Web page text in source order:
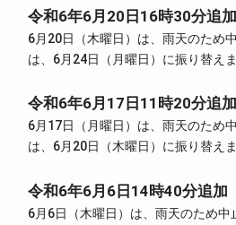
令和6年6月20日16時30分追加
6月20日（木曜日）は、雨天のため
は、6月24日（月曜日）に振り替えま
令和6年6月17日11時20分追加
6月17日（月曜日）は、雨天のため
は、6月20日（木曜日）に振り替えま
令和6年6月6日14時40分追加
6月6日（木曜日）は、雨天のため中